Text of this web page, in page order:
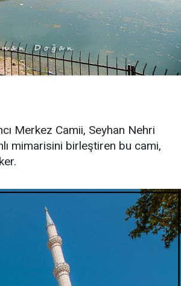
Merkez Camii, Seyhan Nehri
mimarisini birleştiren bu cami,